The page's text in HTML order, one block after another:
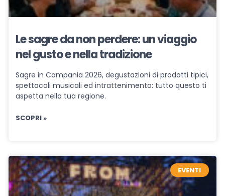
Le sagre da non perdere: un viaggio
nel gusto e nella tradizione
Sagre in Campania 2026, degustazioni di prodotti tipici,
spettacoli musicali ed intrattenimento: tutto questo ti
aspetta nella tua regione.
SCOPRI »
EVENTI